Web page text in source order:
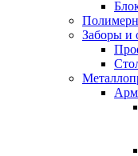
Заборы и